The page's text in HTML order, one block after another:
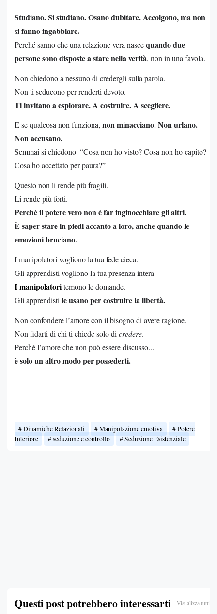
Studiano. Si studiano. Osano dubitare. Accolgono, ma non
si fanno ingabbiare.
Perché sanno che una relazione vera nascequando due
persone sono disposte a stare nella verità, non in una favola.
Non chiedono a nessuno di credergli sulla parola.
Non ti seducono per renderti devoto.
Ti invitano a esplorare. A costruire. A scegliere.
E se qualcosa non funziona, non minacciano. Non urlano.
Non accusano.
Semmai si chiedono: “Cosa non ho visto? Cosa non ho capito?
Cosa ho accettato per paura?”
Questo non li rende più fragili.
Li rende più forti.
Perché il potere vero non è far inginocchiare gli altri.
È saper stare in piedi accanto a loro, anche quando le
emozioni bruciano.
I manipolatori vogliono la tua fede cieca.
Gli apprendisti vogliono la tua presenza intera.
I manipolatoritemono le domande.
Gli apprendisti le usano per costruire la libertà.
Non confondere l’amore con il bisogno di avere ragione.
Non fidarti di chi ti chiede solo di credere.
Perché l’amore che non può essere discusso...
è solo un altro modo per possederti.
Dinamiche Relazionali Manipolazione emotiva
Potere
Interiore
seduzione e controllo Seduzione Esistenziale
Questi post potrebbero interessarti Visualizza tutti